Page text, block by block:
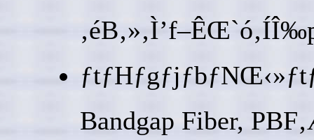
Bandgap Fiber,